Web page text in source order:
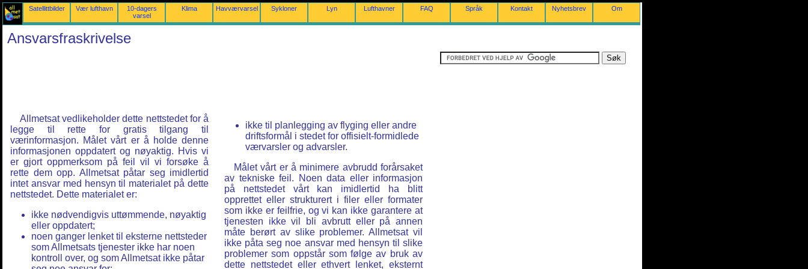
Satellittbilder Vær lufthavn
10-dagers
varsel
Klima Havværvarsel Sykloner Lyn Lufthavner FAQ Språk Kontakt Nyhetsbrev Om
Ansvarsfraskrivelse
Allmetsat vedlikeholder dette nettstedet for å
legge til rette for gratis tilgang til
værinformasjon. Målet vårt er å holde denne
informasjonen oppdatert og nøyaktig. Hvis vi
er gjort oppmerksom på feil vil vi forsøke å
rette dem opp. Allmetsat påtar seg imidlertid
intet ansvar med hensyn til materialet på dette
nettstedet. Dette materialet er:
ikke nødvendigvis uttømmende, nøyaktig
eller oppdatert;
noen ganger lenket til eksterne nettsteder
som Allmetsats tjenester ikke har noen
kontroll over, og som Allmetsat ikke påtar
ikke til planlegging av flyging eller andre
driftsformål i stedet for offisielt-formidlede
værvarsler og advarsler.
Målet vårt er å minimere avbrudd forårsaket
av tekniske feil. Noen data eller informasjon
på nettstedet vårt kan imidlertid ha blitt
opprettet eller strukturert i filer eller formater
som ikke er feilfrie, og vi kan ikke garantere at
tjenesten ikke vil bli avbrutt eller på annen
måte berørt av slike problemer. Allmetsat vil
ikke påta seg noe ansvar med hensyn til slike
problemer som oppstår som følge av bruk av
dette nettstedet eller ethvert lenket, eksternt